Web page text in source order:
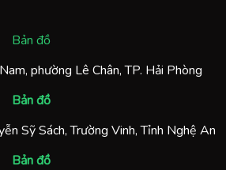
Bản đồ
phường Lê Chân, TP. Hải Phòng
Bản đồ
Sỹ Sách, Trường Vinh, Tỉnh Nghệ An
Bản đồ